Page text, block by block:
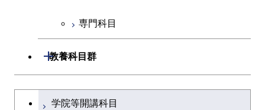
技術経営専門職学位課程
専門科目
教養科目群
開閉
文系教養科目
大学院課程を切り替える
学院等開講科目